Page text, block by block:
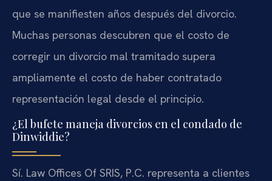
que se manifiesten años después del divorcio.
Muchas personas descubren que el costo de
corregir un divorcio mal tramitado supera
ampliamente el costo de haber contratado
representación legal desde el principio.
¿El bufete maneja divorcios en el condado de
Dinwiddie?
Sí. Law Offices Of SRIS, P.C. representa a clientes